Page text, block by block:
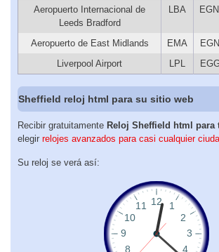
Aeropuerto Internacional de
Leeds Bradford
LBA
Aeropuerto de East Midlands EMA
Liverpool Airport
LPL
Sheffield reloj html para su sitio web
Recibir gratuitamente Reloj Sheffield html para
elegir relojes avanzados para casi cualquier
Su reloj se verá así: